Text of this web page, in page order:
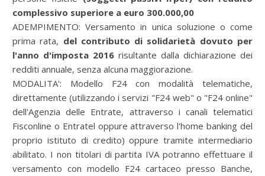
complessivo superiore a euro 300.000,00
ADEMPIMENTO:Versamento in unica soluzione o come
prima rata, del contributo di solidarietà dovuto per
l'anno d'imposta 2016 risultante dalla dichiarazione dei
redditi annuale, senza alcuna maggiorazione.
MODALITA': Modello F24 con modalità telematiche,
direttamente (utilizzando i servizi "F24 web" o "F24 online"
dell'Agenzia delle Entrate, attraverso i canali telematici
Fisconline o Entratel oppure attraverso l'home banking del
proprio istituto di credito) oppure tramite intermediario
abilitato. I non titolari di partita IVA potranno effettuare il
versamento con modello F24 cartaceo presso Banche,